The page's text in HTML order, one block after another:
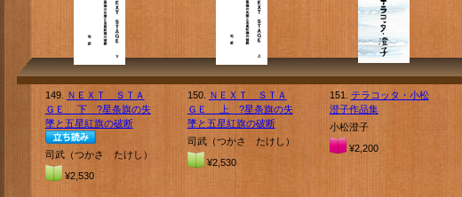
149.
ＮＥＸＴ ＳＴＡ
ＧＥ 下 ?星条旗の失
墜と五星紅旗の破断
司武（つかさ たけし）
¥2,530
150.
ＮＥＸＴ ＳＴＡ
ＧＥ 上 ?星条旗の失
墜と五星紅旗の破断
司武（つかさ たけし）
¥2,530
151. テラコッタ・小松
澄子作品集
小松澄子
¥2,200